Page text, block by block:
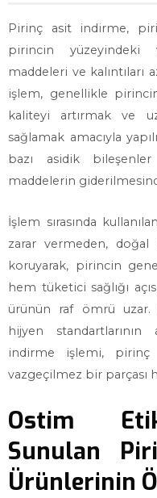
Pirinç asit indirme,
pirincin yüzeyindeki
maddeleri ve
işlem, genellikle
kaliteyi artırmak ve
sağlamak amacıyla
bazı asidik
maddelerin
İşlem sırasında
zarar vermeden,
koruyarak, pirincin
hem tüketici sağlığı
ürünün raf ömrü uzar.
hijyen
indirme işlemi,
vazgeçilmez bir parçası
Ostim
Sunulan
Ürünlerinin